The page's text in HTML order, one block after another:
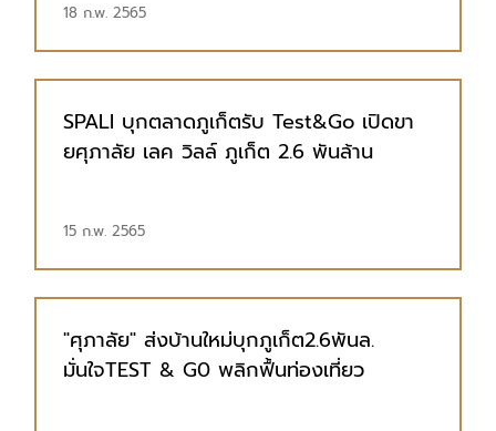
18 ก.พ. 2565
SPALI บุกตลาดภูเก็ตรับ Test&Go เปิดขา
ยศุภาลัย เลค วิลล์ ภูเก็ต 2.6 พันล้าน
15 ก.พ. 2565
"ศุภาลัย" ส่งบ้านใหม่บุกภูเก็ต2.6พันล.
มั่นใจTEST & G0 พลิกฟื้นท่องเที่ยว